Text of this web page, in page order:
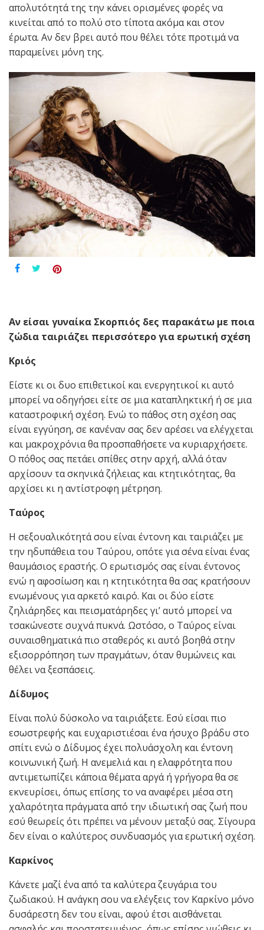
απολυτότητά της την κάνει ορισμένες φορές να
κινείται από το πολύ στο τίποτα ακόμα και στον
έρωτα. Αν δεν βρει αυτό που θέλει τότε προτιμά να
παραμείνει μόνη της.
Αν είσαι γυναίκα Σκορπιός δες παρακάτω με ποια
ζώδια ταιριάζει περισσότερο για ερωτική σχέση
Κριός
Είστε κι οι δυο επιθετικοί και ενεργητικοί κι αυτό
μπορεί να οδηγήσει είτε σε μια καταπληκτική ή σε μια
καταστροφική σχέση. Ενώ το πάθος στη σχέση σας
είναι εγγύηση, σε κανέναν σας δεν αρέσει να ελέγχεται
και μακροχρόνια θα προσπαθήσετε να κυριαρχήσετε.
Ο πόθος σας πετάει σπίθες στην αρχή, αλλά όταν
αρχίσουν τα σκηνικά ζήλειας και κτητικότητας, θα
αρχίσει κι η αντίστροφη μέτρηση.
Ταύρος
Η σεξουαλικότητά σου είναι έντονη και ταιριάζει με
την ηδυπάθεια του Ταύρου, οπότε για σένα είναι ένας
θαυμάσιος εραστής. Ο ερωτισμός σας είναι έντονος
ενώ η αφοσίωση και η κτητικότητα θα σας κρατήσουν
ενωμένους για αρκετό καιρό. Και οι δύο είστε
ζηλιάρηδες και πεισματάρηδες γι’ αυτό μπορεί να
τσακώνεστε συχνά πυκνά. Ωστόσο, ο Ταύρος είναι
συναισθηματικά πιο σταθερός κι αυτό βοηθά στην
εξισορρόπηση των πραγμάτων, όταν θυμώνεις και
θέλει να ξεσπάσεις.
Δίδυμος
Είναι πολύ δύσκολο να ταιριάξετε. Εσύ είσαι πιο
εσωστρεφής και ευχαριστιέσαι ένα ήσυχο βράδυ στο
σπίτι ενώ ο Δίδυμος έχει πολυάσχολη και έντονη
κοινωνική ζωή. Η ανεμελιά και η ελαφρότητα που
αντιμετωπίζει κάποια θέματα αργά ή γρήγορα θα σε
εκνευρίσει, όπως επίσης το να αναφέρει μέσα στη
χαλαρότητα πράγματα από την ιδιωτική σας ζωή που
εσύ θεωρείς ότι πρέπει να μένουν μεταξύ σας. Σίγουρα
δεν είναι ο καλύτερος συνδυασμός για ερωτική σχέση.
Καρκίνος
Κάνετε μαζί ένα από τα καλύτερα ζευγάρια του
ζωδιακού. Η ανάγκη σου να ελέγξεις τον Καρκίνο μόνο
δυσάρεστη δεν του είναι, αφού έτσι αισθάνεται